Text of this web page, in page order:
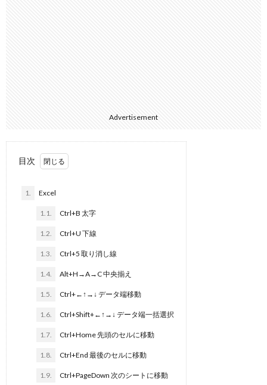
Advertisement
目次
1. Excel
1.1. Ctrl+B 太字
1.2. Ctrl+U 下線
1.3. Ctrl+5 取り消し線
1.4. Alt+H→A→C 中央揃え
1.5. Ctrl+←↑→↓ データ端移動
1.6. Ctrl+Shift+←↑→↓ データ端一括選択
1.7. Ctrl+Home 先頭のセルに移動
1.8. Ctrl+End 最後のセルに移動
1.9. Ctrl+PageDown 次のシートに移動